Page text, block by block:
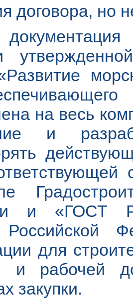
договора, но
на весь
и
и «ГОСТ Р
Российской
для
и рабочей
закупки.